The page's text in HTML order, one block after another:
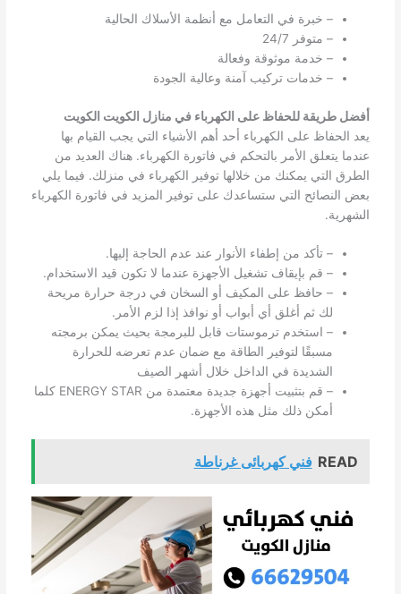
– خبرة في التعامل مع أنظمة الأسلاك الحالية
– متوفر 24/7
– خدمة موثوقة وفعالة
– خدمات تركيب آمنة وعالية الجودة
أفضل طريقة للحفاظ على الكهرباء في منازل الكويت الكويت
يعد الحفاظ على الكهرباء أحد أهم الأشياء التي يجب القيام بها
عندما يتعلق الأمر بالتحكم في فاتورة الكهرباء. هناك العديد من
الطرق التي يمكنك من خلالها توفير الكهرباء في منزلك. فيما يلي
بعض النصائح التي ستساعدك على توفير المزيد في فاتورة الكهرباء
الشهرية.
– تأكد من إطفاء الأنوار عند عدم الحاجة إليها.
– قم بإيقاف تشغيل الأجهزة عندما لا تكون قيد الاستخدام.
– حافظ على المكيف أو السخان في درجة حرارة مريحة
لك ثم أغلق أي أبواب أو نوافذ إذا لزم الأمر.
– استخدم ترموستات قابل للبرمجة بحيث يمكن برمجته
مسبقًا لتوفير الطاقة مع ضمان عدم تعرضه للحرارة
الشديدة في الداخل خلال أشهر الصيف
– قم بتثبيت أجهزة جديدة معتمدة من ENERGY STAR كلما
أمكن ذلك مثل هذه الأجهزة.
READ فني كهربائى غرناطة